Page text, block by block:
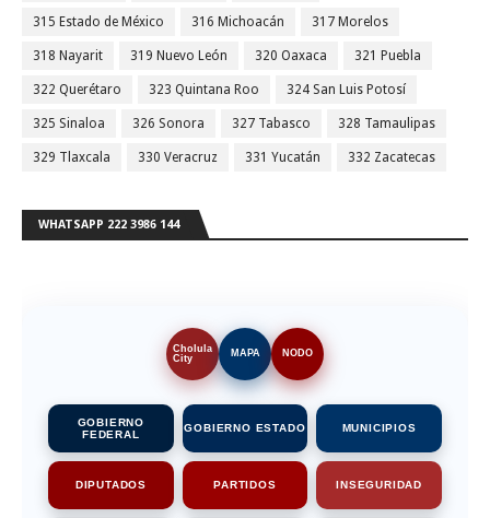
315 Estado de México 316 Michoacán 317 Morelos
318 Nayarit 319 Nuevo León 320 Oaxaca 321 Puebla
322 Querétaro 323 Quintana Roo 324 San Luis Potosí
325 Sinaloa 326 Sonora 327 Tabasco 328 Tamaulipas
329 Tlaxcala 330 Veracruz 331 Yucatán 332 Zacatecas
WHATSAPP 222 3986 144
Cholula
City
MAPA NODO
GOBIERNO
FEDERAL
GOBIERNO ESTADO MUNICIPIOS
DIPUTADOS PARTIDOS INSEGURIDAD